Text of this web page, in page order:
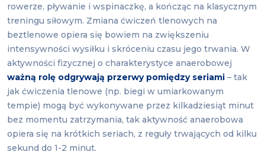
rowerze, pływanie i wspinaczkę, a kończąc na klasycznym
treningu siłowym. Zmiana ćwiczeń tlenowych na
beztlenowe opiera się bowiem na zwiększeniu
intensywności wysiłku i skróceniu czasu jego trwania. W
aktywności fizycznej o charakterystyce anaerobowej
ważną rolę odgrywają przerwy pomiędzy seriami – tak
jak ćwiczenia tlenowe (np. biegi w umiarkowanym
tempie) mogą być wykonywane przez kilkadziesiąt minut
bez momentu zatrzymania, tak aktywność anaerobowa
opiera się na krótkich seriach, z reguły trwających od kilku
sekund do 1-2 minut.